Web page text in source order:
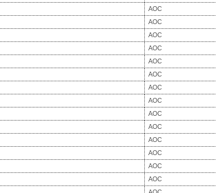
AOC
AOC
AOC
AOC
AOC
AOC
AOC
AOC
AOC
AOC
AOC
AOC
AOC
AOC